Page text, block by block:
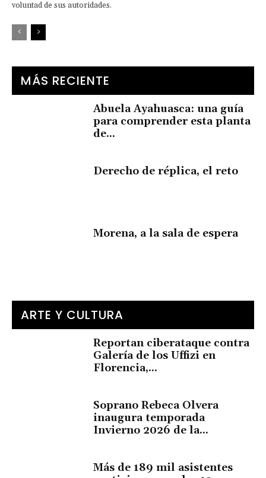
voluntad de sus autoridades.
MÁS RECIENTE
Abuela Ayahuasca: una guía
para comprender esta planta
de...
Derecho de réplica, el reto
Morena, a la sala de espera
ARTE Y CULTURA
Reportan ciberataque contra
Galería de los Uffizi en
Florencia,...
Soprano Rebeca Olvera
inaugura temporada
Invierno 2026 de la...
Más de 189 mil asistentes